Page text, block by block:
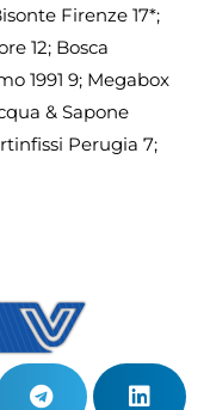
Firenze 17*;
12; Bosca
1991 9; Megabox
& Sapone
Perugia 7;